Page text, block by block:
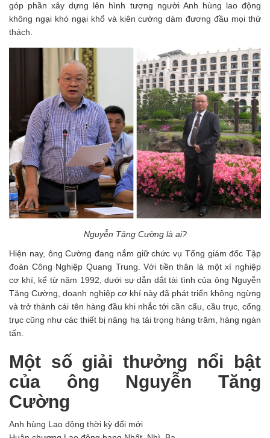
góp phần xây dựng lên hình tượng người Anh hùng lao động
không ngại khó ngại khổ và kiên cường dám đương đầu mọi thử
thách.
Nguyễn Tăng Cường là ai?
Hiện nay, ông Cường đang nắm giữ chức vụ Tổng giám đốc Tập
đoàn Công Nghiệp Quang Trung. Với tiền thân là một xí nghiệp
cơ khí, kể từ năm 1992, dưới sự dẫn dắt tài tình của ông Nguyễn
Tăng Cường, doanh nghiệp cơ khí này đã phát triển không ngừng
và trở thành cái tên hàng đầu khi nhắc tới cần cẩu, cầu trục, cổng
trục cũng như các thiết bị nâng hạ tải trọng hàng trăm, hàng ngàn
tấn.
Một số giải thưởng nổi bật
của ông Nguyễn Tăng
Cường
Anh hùng Lao động thời kỳ đổi mới